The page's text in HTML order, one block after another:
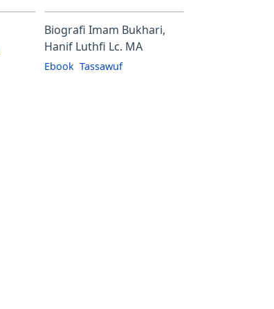
Biografi Imam Bukhari,
Hanif Luthfi Lc. MA
Ebook Tassawuf